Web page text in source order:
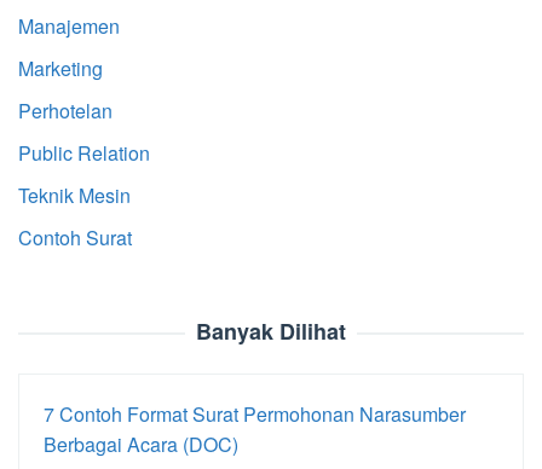
Manajemen
Marketing
Perhotelan
Public Relation
Teknik Mesin
Contoh Surat
Banyak Dilihat
7 Contoh Format Surat Permohonan Narasumber
Berbagai Acara (DOC)